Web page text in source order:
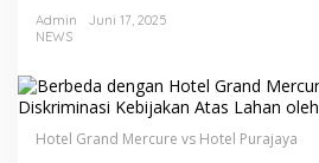
a
n
H
Admin
Juni 17, 2025
NEWS
Hotel Grand Mercure vs Hotel Purajaya